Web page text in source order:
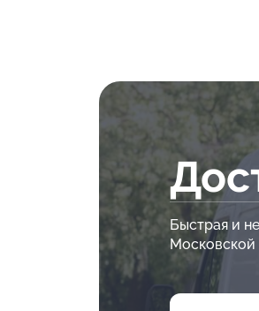
Быстрая и
Московской